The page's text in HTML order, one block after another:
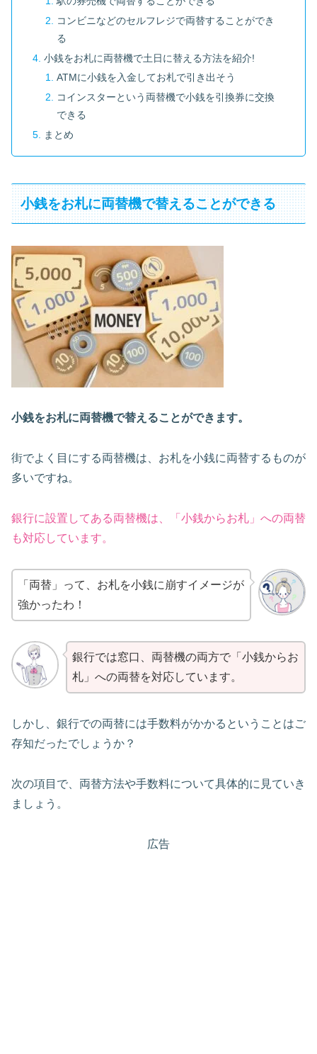
コンビニなどのセルフレジで両替することができ
る
小銭をお札に両替機で土日に替える方法を紹介!
ATMに小銭を入金してお札で引き出そう
コインスターという両替機で小銭を引換券に交換
できる
まとめ
小銭をお札に両替機で替えることができる
小銭をお札に両替機で替えることができます。
街でよく目にする両替機は、お札を小銭に両替するものが
多いですね。
銀行に設置してある両替機は、「小銭からお札」への両替
も対応しています。
「両替」って、お札を小銭に崩すイメージが
強かったわ！
銀行では窓口、両替機の両方で「小銭からお
札」への両替を対応しています。
しかし、銀行での両替には手数料がかかるということはご
存知だったでしょうか？
次の項目で、両替方法や手数料について具体的に見ていき
ましょう。
広告